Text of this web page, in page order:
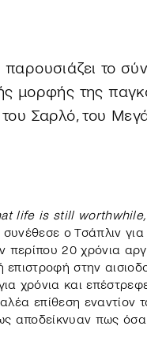
το
μορφής της
Σαρλό, του
life is still
ο Τσάπλιν
περίπου 20 χρόνια
επιστροφή στην
χρόνια και
επίθεση εναντίον
αποδείκνυαν πως